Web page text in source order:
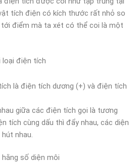
tích điện có kích thước rất nhỏ so
tới điểm mà ta xét có thể coi là một
loại điện tích
là điện tích dương (+) và điện tích
giữa các điện tích gọi là tương
tích cùng dấu thì đẩy nhau, các diện
nhau.
số diện môi